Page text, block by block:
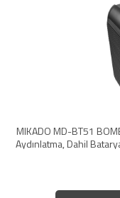
MIKADO MD-BT51
Aydınlatma, Dahil